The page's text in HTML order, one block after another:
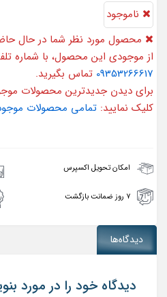
ناموجود
محصول مورد نظر شما در حال
از موجودی این محصول، با شماره
09353266617 تماس بگیرید.
برای دیدن جدیدترین محصولات
کلیک نمایید: تمامی محصولات
امکان تحویل اکسپرس
۷ روز ضمانت بازگشت
دیدگاه‌ها
دیدگاه خود را در مورد